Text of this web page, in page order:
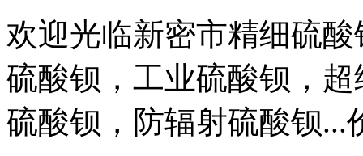
欢迎光临新密市精细硫
硫酸钡，工业硫酸钡，
硫酸钡，防辐射硫酸钡...